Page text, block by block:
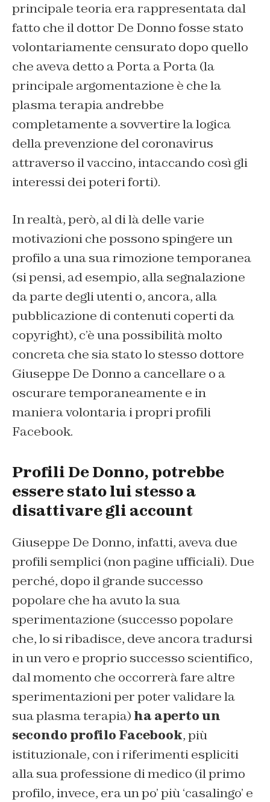
principale teoria era rappresentata dal
fatto che il dottor De Donno fosse stato
volontariamente censurato dopo quello
che aveva detto a Porta a Porta (la
principale argomentazione è che la
plasma terapia andrebbe
completamente a sovvertire la logica
della prevenzione del coronavirus
attraverso il vaccino, intaccando così gli
interessi dei poteri forti).
In realtà, però, al di là delle varie
motivazioni che possono spingere un
profilo a una sua rimozione temporanea
(si pensi, ad esempio, alla segnalazione
da parte degli utenti o, ancora, alla
pubblicazione di contenuti coperti da
copyright), c’è una possibilità molto
concreta che sia stato lo stesso dottore
Giuseppe De Donno a cancellare o a
oscurare temporaneamente e in
maniera volontaria i propri profili
Facebook.
Profili De Donno, potrebbe
essere stato lui stesso a
disattivare gli account
Giuseppe De Donno, infatti, aveva due
profili semplici (non pagine ufficiali). Due
perché, dopo il grande successo
popolare che ha avuto la sua
sperimentazione (successo popolare
che, lo si ribadisce, deve ancora tradursi
in un vero e proprio successo scientifico,
dal momento che occorrerà fare altre
sperimentazioni per poter validare la
sua plasma terapia) ha aperto un
secondo profilo Facebook, più
istituzionale, con i riferimenti espliciti
alla sua professione di medico (il primo
profilo, invece, era un po’ più ‘casalingo’ e